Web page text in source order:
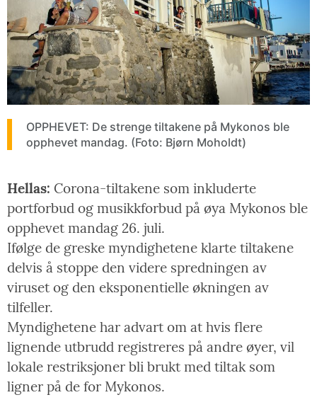
OPPHEVET: De strenge tiltakene på Mykonos ble
opphevet mandag. (Foto: Bjørn Moholdt)
Hellas: Corona-tiltakene som inkluderte
portforbud og musikkforbud på øya Mykonos ble
opphevet mandag 26. juli.
Ifølge de greske myndighetene klarte tiltakene
delvis å stoppe den videre spredningen av
viruset og den eksponentielle økningen av
tilfeller.
Myndighetene har advart om at hvis flere
lignende utbrudd registreres på andre øyer, vil
lokale restriksjoner bli brukt med tiltak som
ligner på de for Mykonos.